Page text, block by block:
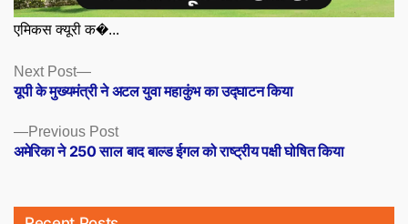
एमिकस क्यूरी क�...
Posts
navigation
Previous PostPrevious
post:
अमेरिका ने 250 साल बाद बाल्ड ईगल को राष्ट्रीय पक्षी घोषित किया
Next Post
Next
post:
यूपी के मुख्यमंत्री ने अटल युवा महाकुंभ का उद्घाटन किया